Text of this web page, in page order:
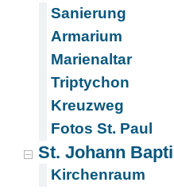
Sanierung
Armarium
Marienaltar
Triptychon
Kreuzweg
Fotos St. Paul
St. Johann
Kirchenraum